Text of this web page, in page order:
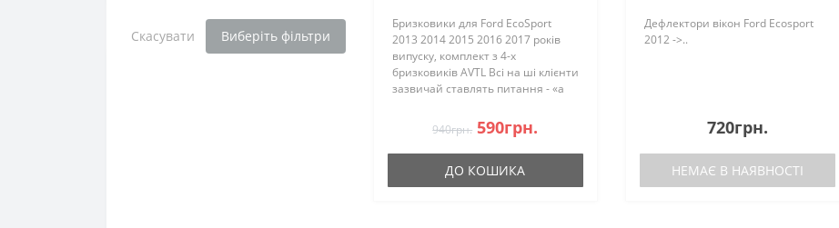
Скасувати Виберіть фільтри
Бризковики для Ford EcoSport
2013 2014 2015 2016 2017 років
випуску, комплект з 4-х
бризковиків AVTL Всі на ші клієнти
зазвичай ставлять питання - «а
2013 по 2017 рік випуску?», «Який
матеріал використаний?», «Як
вза..
940грн. 590грн.
ДО КОШИКА
Дефлектори вікон Ford Ecosport
2012 ->..
720грн.
НЕМАЄ В НАЯВНОСТІ